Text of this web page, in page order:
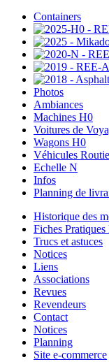
Containers
Photos
Ambiances
Machines H0
Voitures de
Wagons H0
Véhicules
Echelle N
Infos
Planning de
Historique des
Fiches
Trucs et astuces
Notices
Liens
Associations
Revues
Revendeurs
Contact
Notices
Planning
Site e-commerce